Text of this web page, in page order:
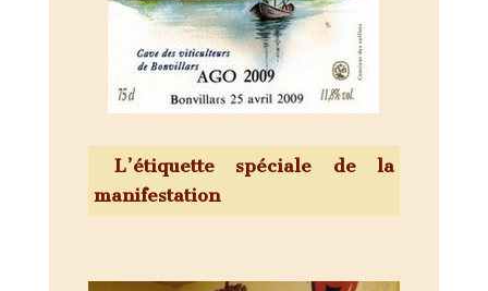
L’étiquette spéciale de la
manifestation